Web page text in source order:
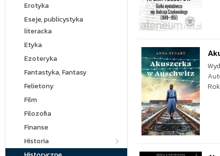
Erotyka
Eseje, publicystyka
literacka
Etyka
Ezoteryka
Fantastyka, Fantasy
Felietony
Film
Filozofia
Finanse
Historia